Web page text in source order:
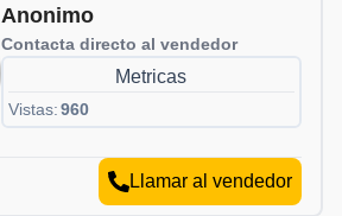
Anonimo
Contacta directo al vendedor
Metricas
Vistas:960
Llamar al vendedor